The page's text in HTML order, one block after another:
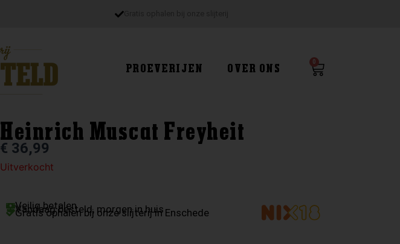
PROEVERIJEN OVER ONS
0
Winkelwagen
Heinrich Muscat Freyheit
€ 36,99
Uitverkocht
Veilig betalen
Vandaag besteld, morgen in huis
Gratis ophalen bij onze slijterij in Enschede